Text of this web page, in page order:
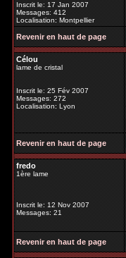
Inscrit le: 17 Jan 2007
Messages: 412
Localisation: Montpellier
Revenir en haut de page
Célou
lame de cristal
Inscrit le: 25 Fév 2007
Messages: 272
Localisation: Lyon
Revenir en haut de page
fredo
1ère lame
Inscrit le: 12 Nov 2007
Messages: 21
Revenir en haut de page